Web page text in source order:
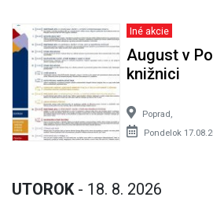
Iné akcie
August v
knižnici
Poprad,
Pondelok
UTOROK- 18. 8. 2026